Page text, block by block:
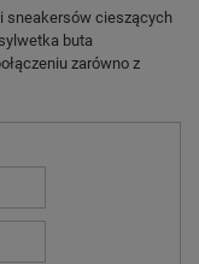
sneakersów cieszących
buta
zarówno z